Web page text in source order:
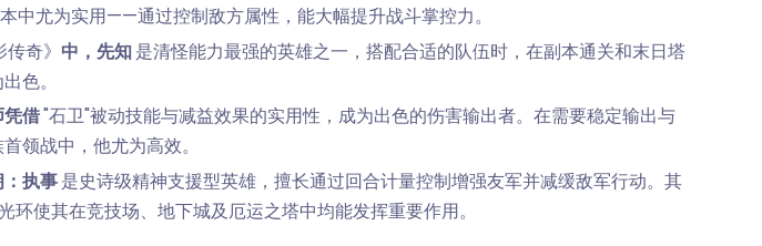
中尤为实用——通过控制敌方属性，能大幅提升战斗掌控力。
奇》 中，先知 是清怪能力最强的英雄之一，搭配合适的队伍时，在副本通关和末日塔
色。
借"石卫"被动技能与减益效果的实用性，成为出色的伤害输出者。在需要稳定输出与
领战中，他尤为高效。
执事是史诗级精神支援型英雄，擅长通过回合计量控制增强友军并减缓敌军行动。其
环使其在竞技场、地下城及厄运之塔中均能发挥重要作用。